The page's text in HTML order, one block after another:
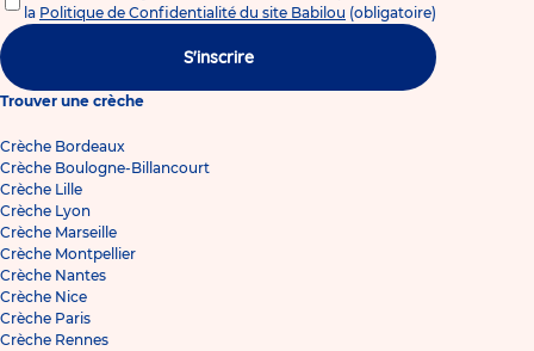
la Politique de Confidentialité du site Babilou (obligatoire)
S'inscrire
Trouver une crèche
Crèche Bordeaux
Crèche Boulogne-Billancourt
Crèche Lille
Crèche Lyon
Crèche Marseille
Crèche Montpellier
Crèche Nantes
Crèche Nice
Crèche Paris
Crèche Rennes